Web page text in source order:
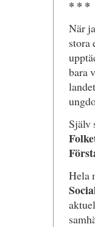
* * *
När
stora
bara
Själv
Hela